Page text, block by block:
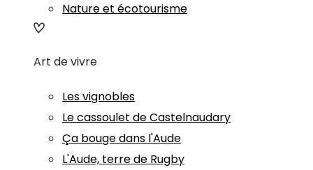
Nature et écotourisme
Art de vivre
Les vignobles
Le cassoulet de Castelnaudary
Ça bouge dans l'Aude
L'Aude, terre de Rugby